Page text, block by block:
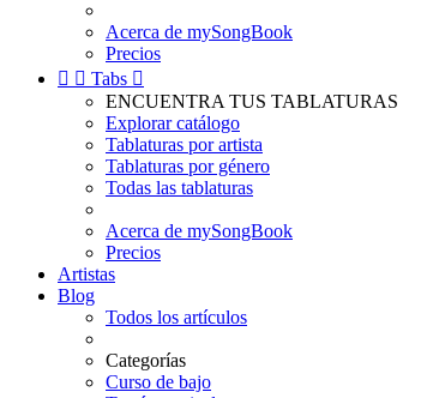
Acerca de mySongBook
Precios
  Tabs 
ENCUENTRA TUS TABLATURAS
Explorar catálogo
Tablaturas por artista
Tablaturas por género
Todas las tablaturas
Acerca de mySongBook
Precios
Artistas
Blog
Todos los artículos
Categorías
Curso de bajo